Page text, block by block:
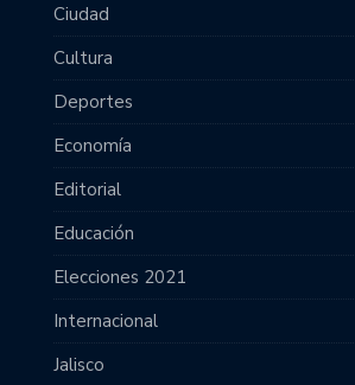
Ciudad
Cultura
Deportes
Economía
Editorial
Educación
Elecciones 2021
Internacional
Jalisco